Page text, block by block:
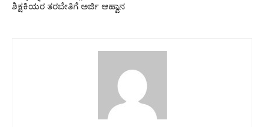
ಶಿಕ್ಷಕಿಯರ ತರಬೇತಿಗೆ ಅರ್ಜಿ ಆಹ್ವಾನ